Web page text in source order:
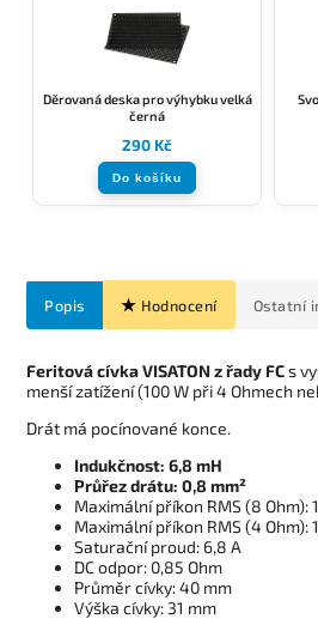
Děrovaná deska pro výhybku velká
černá
290 Kč
Do košíku
Popis Hodnocení Ostatní
Feritová cívka VISATON z řady FCs
menší zatížení (100 W při 4 Ohmech
Drát má pocínované konce.
Indukčnost: 6,8 mH
Průřez drátu: 0,8 mm²
Maximální příkon RMS (8 Ohm):
Maximální příkon RMS (4 Ohm):
Saturační proud: 6,8 A
DC odpor: 0,85 Ohm
Průměr cívky: 40 mm
Výška cívky: 31 mm